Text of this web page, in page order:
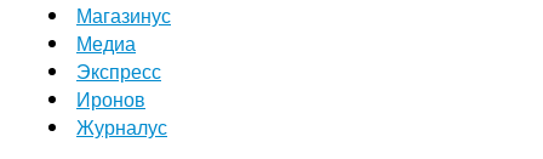
Магазинус
Медиа
Экспресс
Иронов
Журналус